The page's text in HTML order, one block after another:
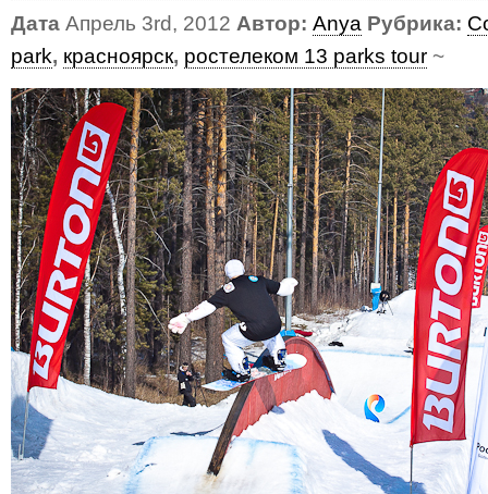
Дата Апрель 3rd, 2012 Автор: Anya Рубрика:
park, красноярск, ростелеком 13 parks tour ~